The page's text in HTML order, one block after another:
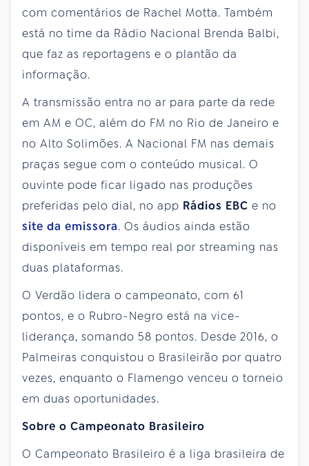
com comentários de Rachel Motta. Também
está no time da Rádio Nacional Brenda Balbi,
que faz as reportagens e o plantão da
informação.
A transmissão entra no ar para parte da rede
em AM e OC, além do FM no Rio de Janeiro e
no Alto Solimões. A Nacional FM nas demais
praças segue com o conteúdo musical. O
ouvinte pode ficar ligado nas produções
preferidas pelo dial, no app Rádios EBC e no
site da emissora. Os áudios ainda estão
disponíveis em tempo real por streaming nas
duas plataformas.
O Verdão lidera o campeonato, com 61
pontos, e o Rubro-Negro está na vice-
liderança, somando 58 pontos. Desde 2016, o
Palmeiras conquistou o Brasileirão por quatro
vezes, enquanto o Flamengo venceu o torneio
em duas oportunidades.
Sobre o Campeonato Brasileiro
O Campeonato Brasileiro é a liga brasileira de